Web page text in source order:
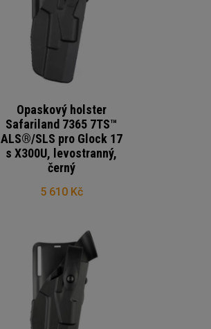
Opaskový holster
Safariland 7365 7TS™
ALS®/SLS pro Glock 17
s X300U, levostranný,
černý
5 610 Kč